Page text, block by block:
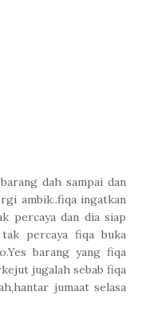
dah sampai dan
ambik..fiqa ingatkan
percaya dan dia siap
percaya fiqa buka
barang yang fiqa
jugalah sebab fiqa
jumaat selasa